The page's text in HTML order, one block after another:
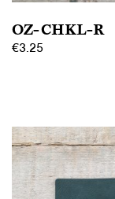
OZ-CHKL-R
€3.25